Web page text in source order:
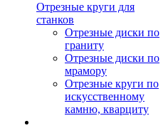
Отрезные круги для
станков
Отрезные диски по
граниту
Отрезные диски по
мрамору
Отрезные круги по
искусственному
камню, кварциту